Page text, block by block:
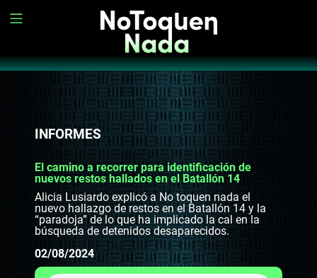
INFORMES
El camino a recorrer para identificación de
nuevos restos hallados en el Batallón 14
Alicia Lusiardo explicó a No toquen nada el
nuevo hallazgo de restos en el Batallón 14 y la
“paradoja” de lo que ha implicado la cal en la
búsqueda de detenidos desaparecidos.
02/08/2024